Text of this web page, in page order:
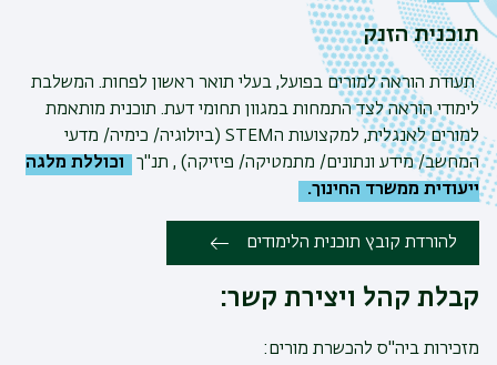
תוכנית הזנק
תעודת הוראה למורים בפועל, בעלי תואר ראשון לפחות. המשלבת
לימודי הוראה לצד התמחות במגוון תחומי דעת. תוכנית מותאמת
למורים לאנגלית, למקצועות הSTEM (ביולוגיה/ כימיה/ מדעי
המחשב/ מידע ונתונים/ מתמטיקה/ פיזיקה) , תנ"ך
וכוללת מלגה
ייעודית ממשרד החינוך.
להורדת קובץ תוכנית הלימודים
קבלת קהל ויצירת קשר:
מזכירות ביה"ס להכשרת מורים: